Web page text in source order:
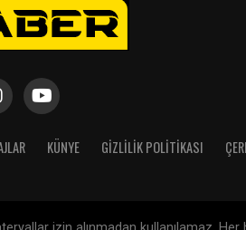
KÜNYE GIZLILIK POLITIKASI